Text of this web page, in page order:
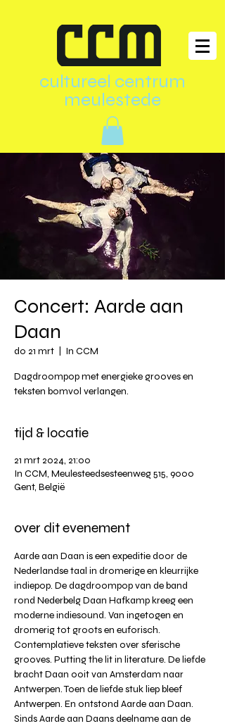
cultureel centrum
meulestede
Concert: Aarde aan
Daan
do 21 mrt In CCM
Dagdroompop met energieke grooves en
teksten bomvol verlangen.
tijd & locatie
21 mrt 2024, 21:00
In CCM, Meulesteedsesteenweg 515, 9000
Gent, België
over dit evenement
Aarde aan Daan is een expeditie door de
Nederlandse taal in dromerige en kleurrijke
indiepop. De dagdroompop van de band
rond Nederbelg Daan Hafkamp kreeg een
moderne indiesound. Van ingetogen en
dromerig tot groots en euforisch.
Contemplatieve teksten over sferische
grooves. Putting the lit in literature. De liefde
bracht Daan ooit van Amsterdam naar
Antwerpen. Toen de liefde stuk liep bleef
Antwerpen. En ontstond Aarde aan Daan.
Sinds Aarde aan Daans deelname aan de